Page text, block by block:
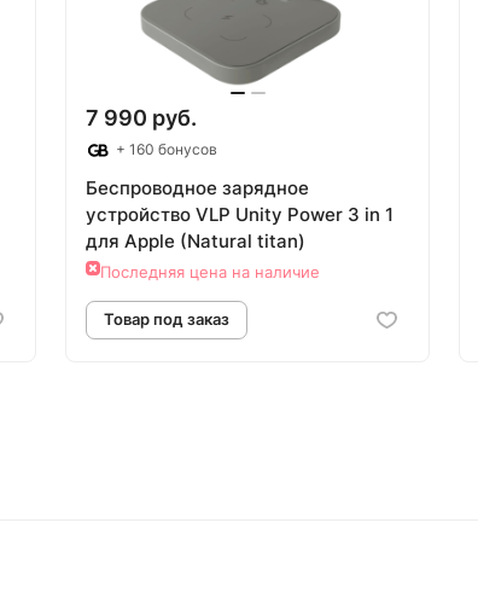
7 990 руб.
+ 160 бонусов
Беспроводное зарядное
устройствo VLP Unity Power 3 in 1
для Apple (Natural titan)
Последняя цена на наличие